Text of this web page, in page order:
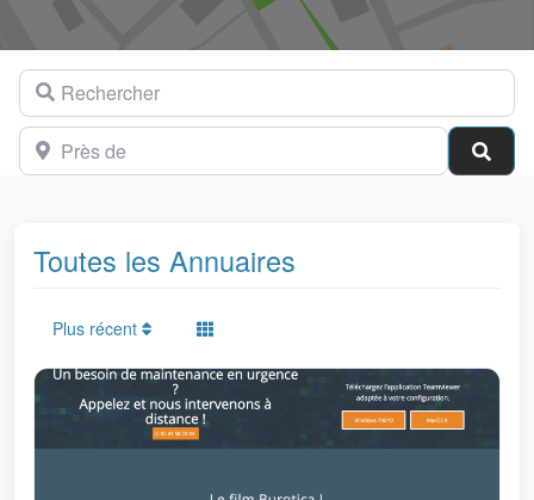
Rechercher
Près de
Toutes les Annuaires
Plus récent